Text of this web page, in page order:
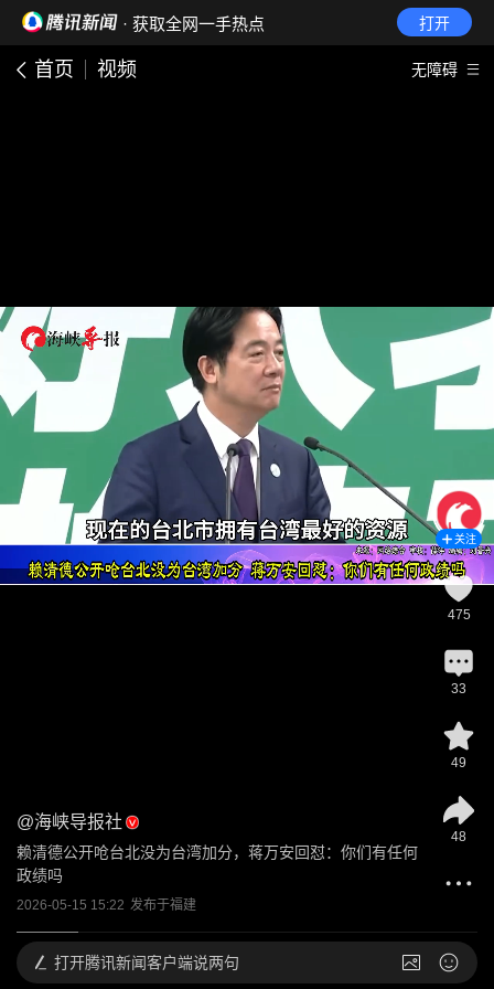
· 获取全网一手热点 打开
首页 视频 无障碍
@海峡导报社
赖清德公开呛台北没为台湾加分，蒋万安回怼：你们有任何
政绩吗
2026-05-15 15:22 发布于福建
关注
475
33
49
48
打开腾讯新闻客户端说两句